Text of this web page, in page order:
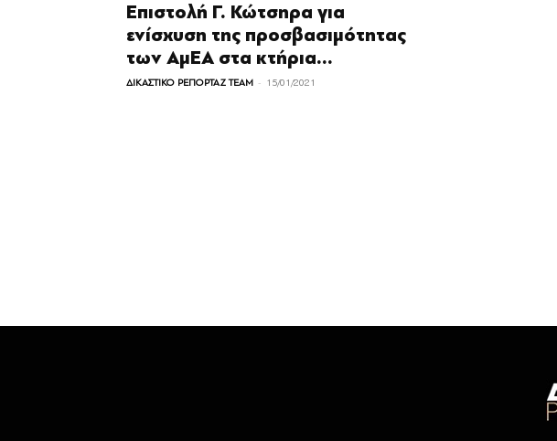
Επιστολή Γ. Κώτσηρα για
ενίσχυση της προσβασιμότητας
των ΑμΕΑ στα κτήρια...
ΔΙΚΑΣΤΙΚΟ ΡΕΠΟΡΤΑΖ TEAM - 15/01/2021